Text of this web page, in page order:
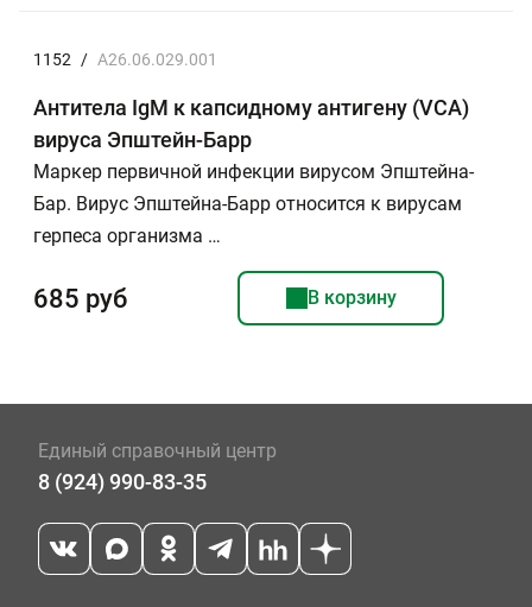
1152 / A26.06.029.001
Антитела IgМ к капсидному антигену (VCA)
вируса Эпштейн-Барр
Маркер первичной инфекции вирусом Эпштейна-
Бар. Вирус Эпштейна-Барр относится к вирусам
герпеса организма …
685 руб В корзину
Единый справочный центр
8 (924) 990-83-35